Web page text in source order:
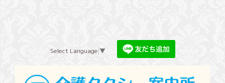
Select Language ▼